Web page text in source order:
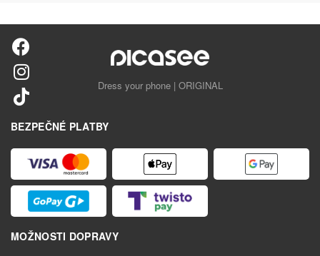
Dress your phone | ORIGINAL
BEZPEČNÉ PLATBY
MOŽNOSTI DOPRAVY